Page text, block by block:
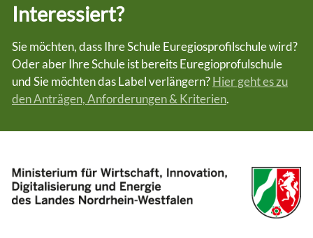
Interessiert?
Sie möchten, dass Ihre Schule Euregiosprofilschule wird?
Oder aber Ihre Schule ist bereits Euregioprofulschule
und Sie möchten das Label verlängern?Hier geht es zu
den Anträgen, Anforderungen & Kriterien.